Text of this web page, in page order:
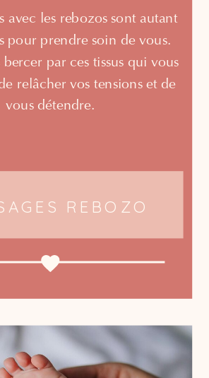
avec les rebozos sont autant
pour prendre soin de vous.
bercer par ces tissus qui vous
relâcher vos tensions et de
vous détendre.
REBOZO